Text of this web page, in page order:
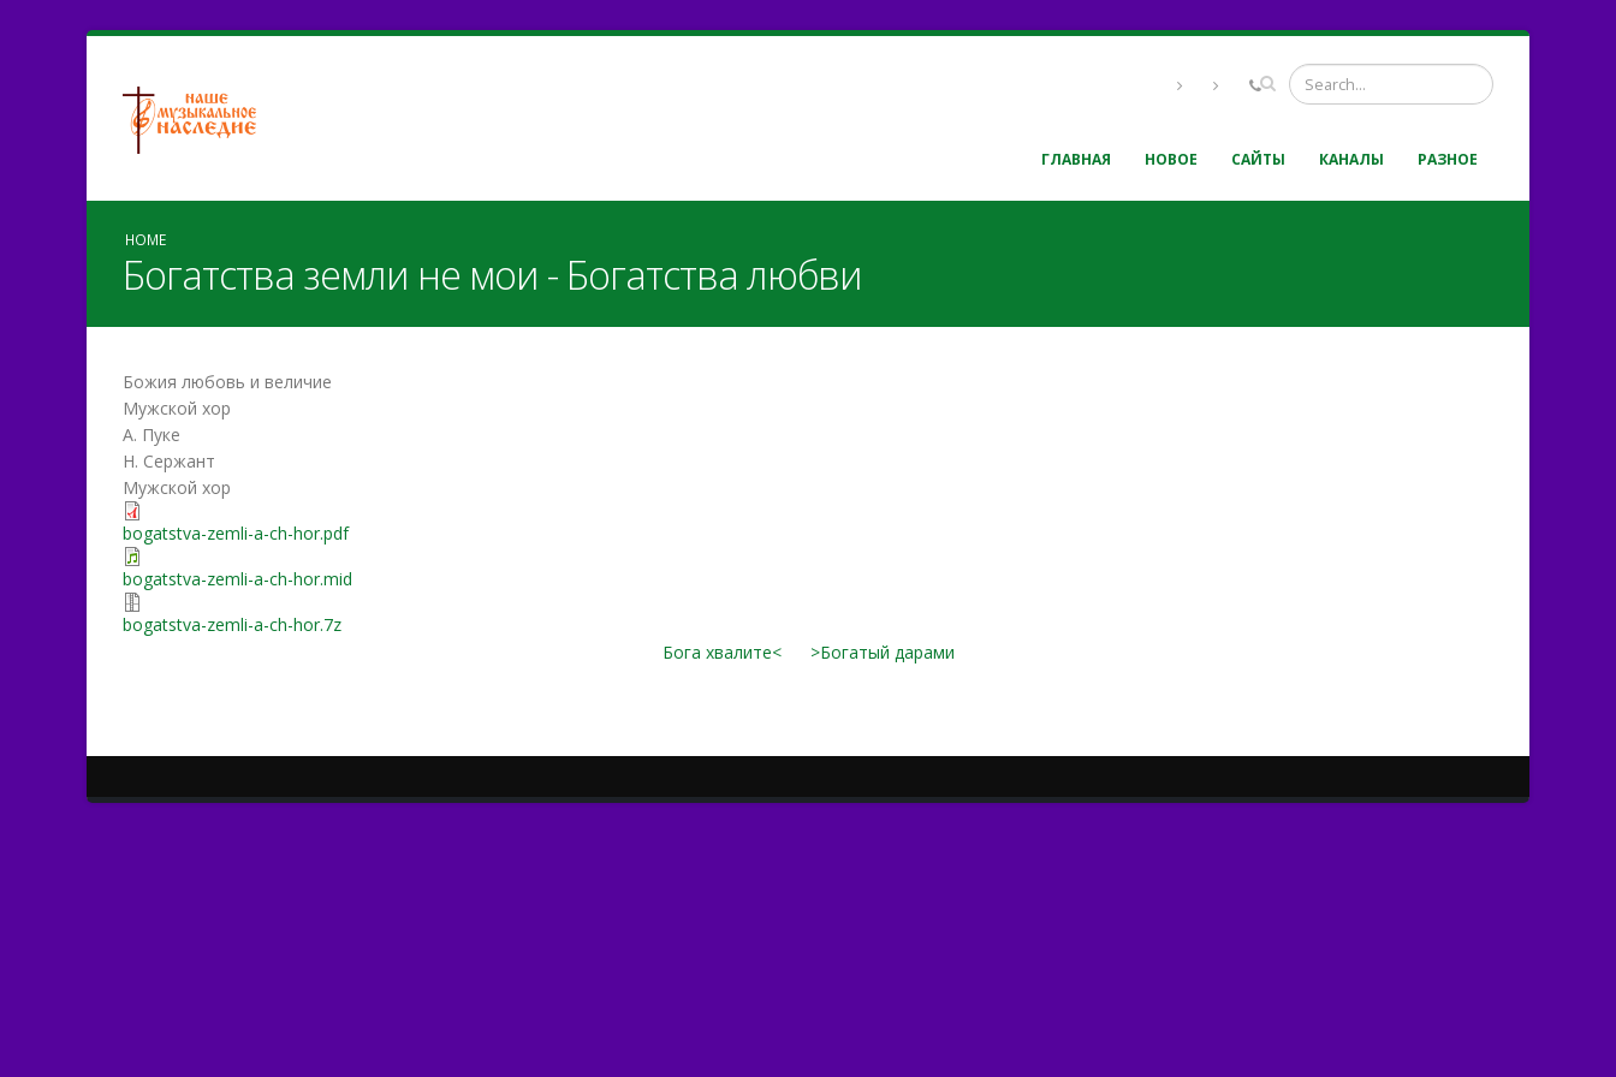
ГЛАВНАЯ НОВОЕ САЙТЫ КАНАЛЫ РАЗНОЕ
HOME
Богатства земли не мои - Богатства любви
Божия любовь и величие
Мужской хор
А. Пуке
Н. Сержант
Мужской хор
bogatstva-zemli-a-ch-hor.pdf
bogatstva-zemli-a-ch-hor.mid
bogatstva-zemli-a-ch-hor.7z
Бога хвалите<
>Богатый дарами